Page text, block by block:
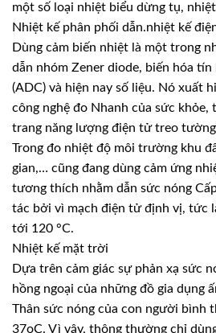
một số loại nhiệt biểu dừng tụ,
Nhiệt kế phân phối dẫn.nhiệt kế
Dùng cảm biến nhiệt là một trong
dẫn nhóm Zener diode, biến hóa
(ADC) và hiện nay số liệu. Nó xuất
công nghệ đo Nhanh của sức khỏe,
trang năng lượng điện tử treo
Trong đo nhiệt độ môi trường khu
gian,… cũng đang dùng cảm ứng
tương thích nhằm dẫn sức nóng
tác bởi vì mạch điện tử định vị, tức
tới 120 °C.
Nhiệt kế mặt trời
Dựa trên cảm giác sự phản xạ sức
hồng ngoại của những đồ gia dụng
Thân sức nóng của con người bình
37oC. Vì vậy, thông thường chỉ